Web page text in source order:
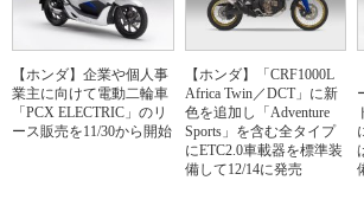
【ホンダ】企業や個人事
業主に向けて電動二輪車
「PCX ELECTRIC」のリ
ース販売を11/30から開始
【ホンダ】「CRF1000L
Africa Twin／DCT」に新
色を追加し「Adventure
Sports」を含む全タイプ
にETC2.0車載器を標準装
備して12/14に発売